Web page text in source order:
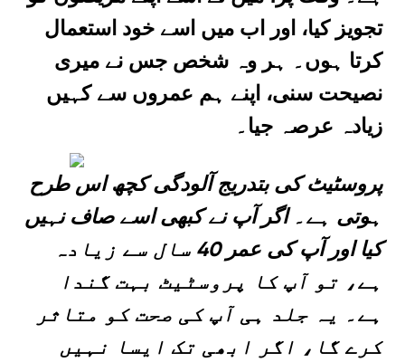
تجویز کیا، اور اب میں اسے خود استعمال
کرتا ہوں۔ ہر وہ شخص جس نے میری
نصیحت سنی، اپنے ہم عمروں سے کہیں
زیادہ عرصہ جیا۔
پروسٹیٹ کی بتدریج آلودگی کچھ اس طرح
ہوتی ہے۔ اگر آپ نے کبھی اسے صاف نہیں
کیا اور آپ کی عمر 40 سال سے زیادہ
ہے، تو آپ کا پروسٹیٹ بہت گندا
ہے۔ یہ جلد ہی آپ کی صحت کو متاثر
کرے گا، اگر ابھی تک ایسا نہیں